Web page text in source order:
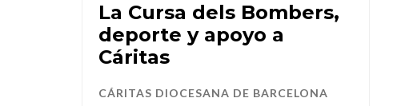
La Cursa dels Bombers,
deporte y apoyo a
Cáritas
CÁRITAS DIOCESANA DE BARCELONA